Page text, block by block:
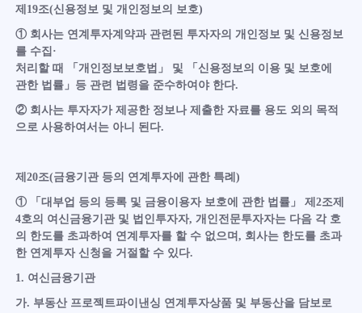
제19조(신용정보 및 개인정보의 보호)
① 회사는 연계투자계약과 관련된 투자자의 개인정보 및 신용정보
를 수집·
처리할 때 「개인정보보호법」 및 「신용정보의 이용 및 보호에
관한 법률」등 관련 법령을 준수하여야 한다.
② 회사는 투자자가 제공한 정보나 제출한 자료를 용도 외의 목적
으로 사용하여서는 아니 된다.
제20조(금융기관 등의 연계투자에 관한 특례)
① 「대부업 등의 등록 및 금융이용자 보호에 관한 법률」 제2조제
4호의 여신금융기관 및 법인투자자, 개인전문투자자는 다음 각 호
의 한도를 초과하여 연계투자를 할 수 없으며, 회사는 한도를 초과
한 연계투자 신청을 거절할 수 있다.
1. 여신금융기관
가. 부동산 프로젝트파이낸싱 연계투자상품 및 부동산을 담보로